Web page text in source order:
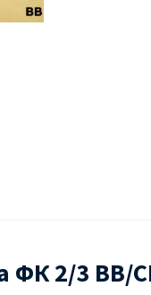
ФК 2/3 ВВ/